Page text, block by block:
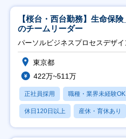
【桜台・西台勤務】生命保
のチームリーダー
パーソルビジネスプロセスデザ
東京都
422万~511万
正社員採用 職種・業界未経験OK
休日120日以上 産休・育休あり